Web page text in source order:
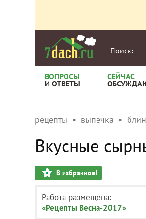
ВОПРОСЫ
И ОТВЕТЫ
СЕЙЧАС
рецепты выпечка
Вкусные
В избранное!
Работа размещена:
«Рецепты Весна-2017»